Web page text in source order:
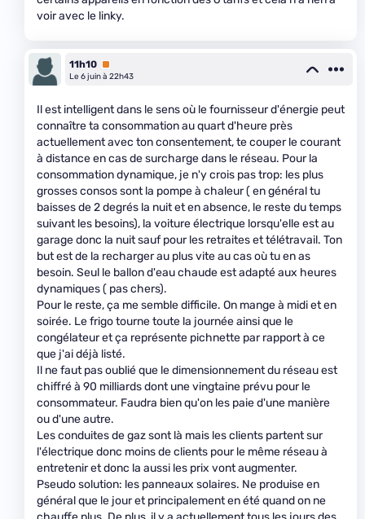
voir avec le linky.
11h10 Premium
Le 6 juin à 22h43
Il est intelligent dans le sens où le fournisseur d'énergie peut
connaître ta consommation au quart d'heure près
actuellement avec ton consentement, te couper le courant
à distance en cas de surcharge dans le réseau. Pour la
consommation dynamique, je n'y crois pas trop: les plus
grosses consos sont la pompe à chaleur ( en général tu
baisses de 2 degrés la nuit et en absence, le reste du temps
suivant les besoins), la voiture électrique lorsqu'elle est au
garage donc la nuit sauf pour les retraites et télétravail. Ton
but est de la recharger au plus vite au cas où tu en as
besoin. Seul le ballon d'eau chaude est adapté aux heures
dynamiques ( pas chers).
Pour le reste, ça me semble difficile. On mange à midi et en
soirée. Le frigo tourne toute la journée ainsi que le
congélateur et ça représente pichnette par rapport à ce
que j'ai déjà listé.
Il ne faut pas oublié que le dimensionnement du réseau est
chiffré à 90 milliards dont une vingtaine prévu pour le
consommateur. Faudra bien qu'on les paie d'une manière
ou d'une autre.
Les conduites de gaz sont là mais les clients partent sur
l'électrique donc moins de clients pour le même réseau à
entretenir et donc la aussi les prix vont augmenter.
Pseudo solution: les panneaux solaires. Ne produise en
général que le jour et principalement en été quand on ne